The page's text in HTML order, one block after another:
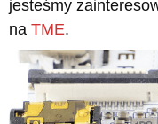
jesteśmy
na TME.